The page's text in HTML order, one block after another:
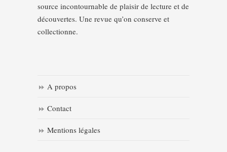
source incontournable de plaisir de lecture et de
découvertes. Une revue qu’on conserve et
collectionne.
A propos
Contact
Mentions légales